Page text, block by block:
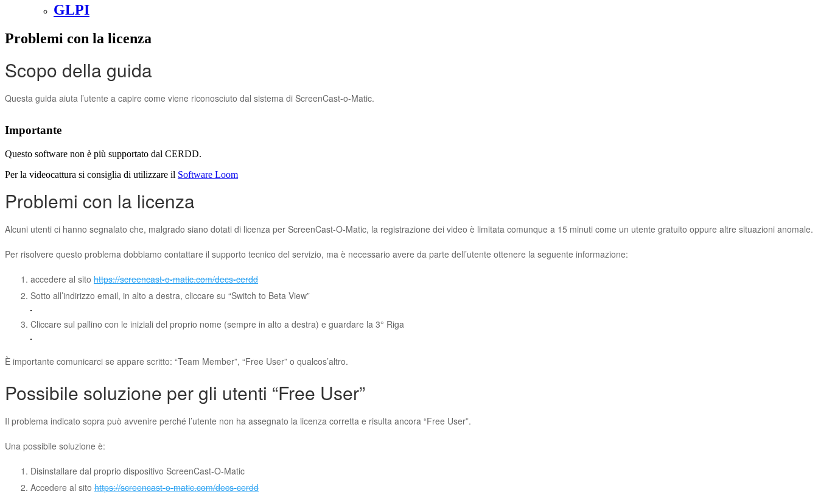
GLPI
Problemi con la licenza
Scopo della guida
Questa guida aiuta l’utente a capire come viene riconosciuto dal sistema di ScreenCast-o-Matic.
Importante
Questo software non è più supportato dal CERDD.
Per la videocattura si consiglia di utilizzare il Software Loom
Problemi con la licenza
Alcuni utenti ci hanno segnalato che, malgrado siano dotati di licenza per ScreenCast-O-Matic, la registrazione dei video è limitata comunque a 15 minuti come un utente gratuito oppure altre situazioni anomale.
Per risolvere questo problema dobbiamo contattare il supporto tecnico del servizio, ma è necessario avere da parte dell’utente ottenere la seguente informazione:
accedere al sito https://screencast-o-matic.com/decs-cerdd
Sotto all’indirizzo email, in alto a destra, cliccare su “Switch to Beta View”
Cliccare sul pallino con le iniziali del proprio nome (sempre in alto a destra) e guardare la 3° Riga
È importante comunicarci se appare scritto: “Team Member”, “Free User” o qualcos’altro.
Possibile soluzione per gli utenti “Free User”
Il problema indicato sopra può avvenire perché l’utente non ha assegnato la licenza corretta e risulta ancora “Free User”.
Una possibile soluzione è:
Disinstallare dal proprio dispositivo ScreenCast-O-Matic
Accedere al sito https://screencast-o-matic.com/decs-cerdd